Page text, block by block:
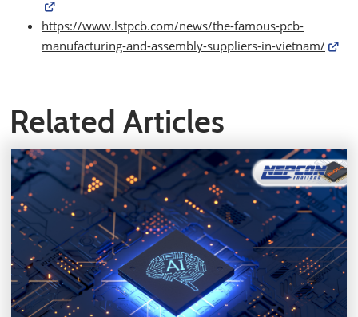
https://www.lstpcb.com/news/the-famous-pcb-
manufacturing-and-assembly-suppliers-in-vietnam/
Related Articles